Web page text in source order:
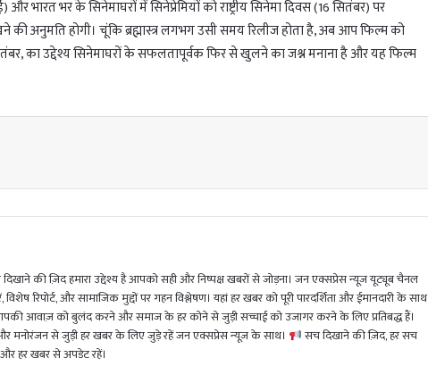
भर के सिनेमाघरों में सिनेप्रेमियों को राष्ट्रीय सिनेमा दिवस (16 सितंबर) पर
अनुमति होगी। चूंकि ब्रह्मास्त्र लगभग उसी समय रिलीज होता है, अब आप फिल्म को
का उद्देश्य सिनेमाघरों के सफलतापूर्वक फिर से खुलने का जश्न मनाना है और यह फिल्म
की ज़िद हमारा उद्देश्य है आपको सही और निष्पक्ष खबरों से जोड़ना। जन एक्सप्रेस न्यूज़ यूट्यूब चैनल
रिपोर्ट, और सामाजिक मुद्दों पर गहन विश्लेषण। यहां हर खबर को पूरी पारदर्शिता और ईमानदारी के साथ
आवाज़ को बुलंद करने और समाज के हर कोने से जुड़ी सच्चाई को उजागर करने के लिए प्रतिबद्ध हैं।
और मनोरंजन से जुड़ी हर खबर के लिए जुड़े रहें जन एक्सप्रेस न्यूज़ के साथ।
सच दिखाने की ज़िद, हर सच
हर खबर से अपडेट रहें।